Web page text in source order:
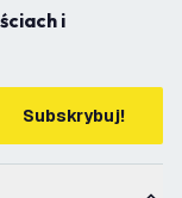
Subskrybuj!